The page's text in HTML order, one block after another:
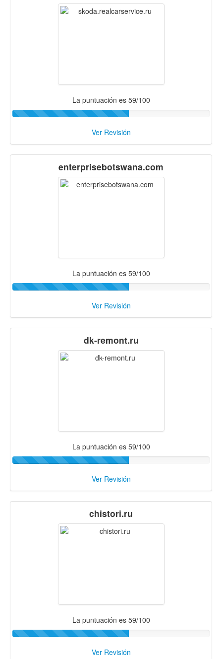
La puntuación es 59/100
Ver Revisión
enterprisebotswana.com
La puntuación es 59/100
Ver Revisión
dk-remont.ru
La puntuación es 59/100
Ver Revisión
chistori.ru
La puntuación es 59/100
Ver Revisión